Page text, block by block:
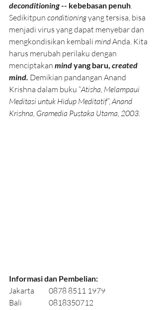
deconditioning -- kebebasan penuh.
Sedikitpun conditioning yang tersisa, bisa
menjadi virus yang dapat menyebar dan
mengkondisikan kembali mind Anda. Kita
harus merubah perilaku dengan
menciptakan mind yang baru, created
mind. Demikian pandangan Anand
Krishna dalam buku “Atisha, Melampaui
Meditasi untuk Hidup Meditatif”, Anand
Krishna, Gramedia Pustaka Utama, 2003.
Informasi dan Pembelian:
Jakarta	0878 8511 1979
Bali		0818350712